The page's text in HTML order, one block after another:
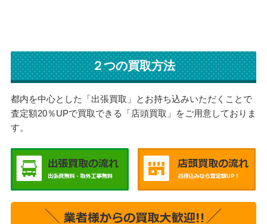
２つの買取方法
都内を中心とした「出張買取」とお持ち込みいただくことで
査定額20％UPで買取できる「店頭買取」をご用意しておりま
す。